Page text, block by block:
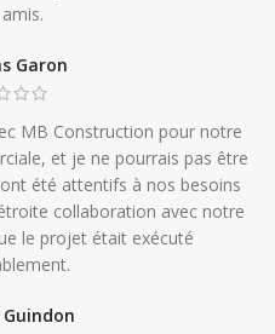
Garon
MB Construction pour notre
et je ne pourrais pas être
été attentifs à nos besoins
collaboration avec notre
le projet était exécuté